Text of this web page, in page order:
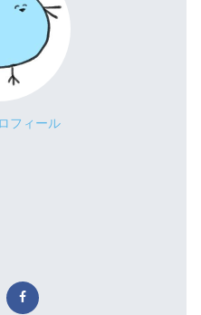
フィール